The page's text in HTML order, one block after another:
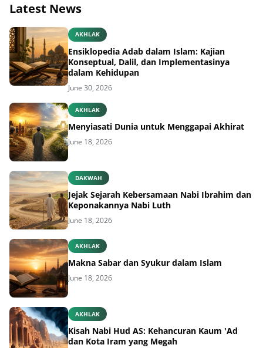
Latest News
AKHLAK
Ensiklopedia Adab dalam Islam: Kajian
Konseptual, Dalil, dan Implementasinya
dalam Kehidupan
June 30, 2026
AKHLAK
Menyiasati Dunia untuk Menggapai Akhirat
June 18, 2026
DAKWAH
Jejak Sejarah Kebersamaan Nabi Ibrahim dan
Keponakannya Nabi Luth
June 18, 2026
AKHLAK
Makna Sabar dan Syukur dalam Islam
June 18, 2026
AKHLAK
Kisah Nabi Hud AS: Kehancuran Kaum 'Ad
dan Kota Iram yang Megah